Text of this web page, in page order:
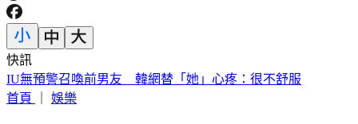
快訊
中國出入境新規將上路 陸委會曝「這類人」最危險
首頁
娛樂